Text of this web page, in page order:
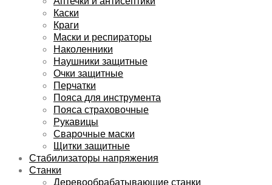
Каски
Краги
Маски и респираторы
Наколенники
Наушники защитные
Очки защитные
Перчатки
Пояса для инструмента
Пояса страховочные
Рукавицы
Сварочные маски
Щитки защитные
Стабилизаторы напряжения
Станки
Деревообрабатывающие станки